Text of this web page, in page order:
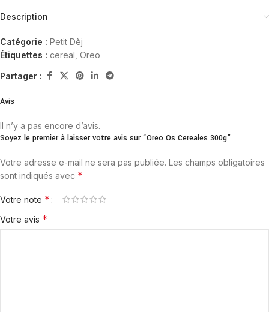
Description
Catégorie : Petit Dèj
Étiquettes : cereal, Oreo
Partager :
Avis
Il n’y a pas encore d’avis.
Soyez le premier à laisser votre avis sur “Oreo Os Cereales 300g”
Votre adresse e-mail ne sera pas publiée. Les champs obligatoires
sont indiqués avec *
Votre note *
Votre avis *